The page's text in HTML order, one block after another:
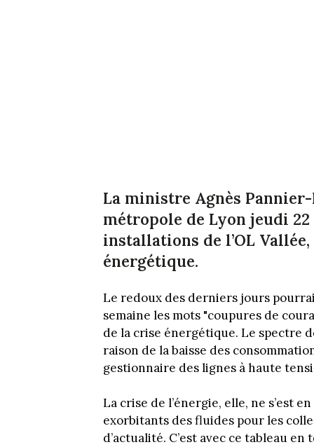
La ministre Agnès
métropole de Lyon jeudi
installations de l’OL
énergétique.
Le redoux des derniers jours
semaine les mots "coupures de
de la crise énergétique. Le spectre
raison de la baisse des
gestionnaire des lignes à haute
La crise de l’énergie, elle, ne s’est
exorbitants des fluides pour les
d’actualité. C’est avec ce tableau